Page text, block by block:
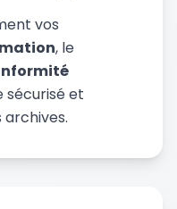
vos
, le
sécurisé et